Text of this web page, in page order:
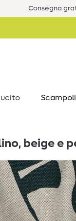
Consegna
Scampoli
beige e